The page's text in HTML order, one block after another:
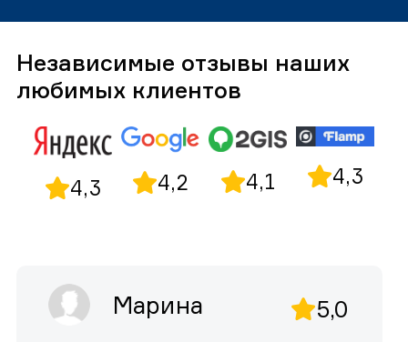
Независимые отзывы наших
любимых клиентов
4,3 4,2 4,1 4,3
Марина 5,0